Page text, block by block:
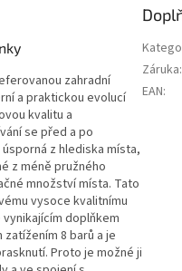
zahradní
a praktickou evolucí
kvalitu a
se před a po
z hlediska místa,
z méně pružného
množství místa. Tato
vysoce kvalitnímu
doplňkem
8 barů a je
Proto je možné ji
Záruka:
EAN: